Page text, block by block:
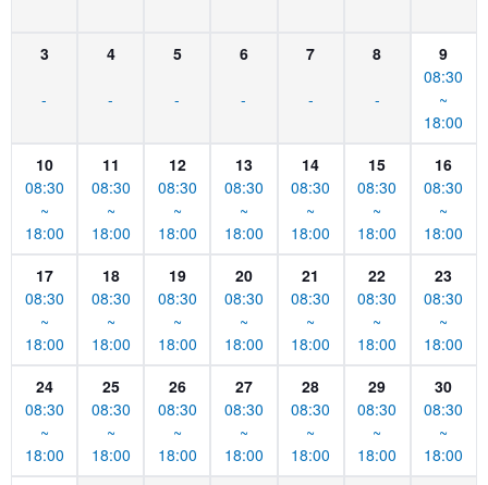
3
-
4
-
5
-
6
-
7
-
8
-
9
08:30
~
18:00
10
08:30
~
18:00
11
08:30
~
18:00
12
08:30
~
18:00
13
08:30
~
18:00
14
08:30
~
18:00
15
08:30
~
18:00
16
08:30
~
18:00
17
08:30
~
18:00
18
08:30
~
18:00
19
08:30
~
18:00
20
08:30
~
18:00
21
08:30
~
18:00
22
08:30
~
18:00
23
08:30
~
18:00
24
08:30
~
18:00
25
08:30
~
18:00
26
08:30
~
18:00
27
08:30
~
18:00
28
08:30
~
18:00
29
08:30
~
18:00
30
08:30
~
18:00